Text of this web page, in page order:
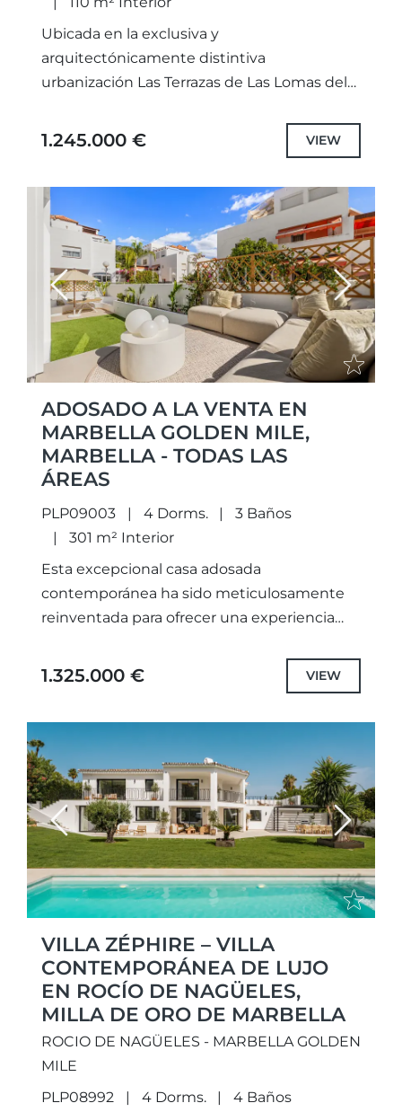
Ubicada en la exclusiva y
arquitectónicamente distintiva
urbanización Las Terrazas de Las Lomas del
residencia completamente renovada y lista
1.245.000 € VIEW
Previous Next
ADOSADO A LA VENTA EN
MARBELLA GOLDEN MILE,
MARBELLA - TODAS LAS
ÁREAS
PLP09003 4 Dorms.
3 Baños
301 m² Interior
Esta excepcional casa adosada
contemporánea ha sido meticulosamente
reinventada para ofrecer una experiencia
más prestigiosos de la Milla de Oro de
1.325.000 € VIEW
Previous Next
VILLA ZÉPHIRE – VILLA
CONTEMPORÁNEA DE LUJO
EN ROCÍO DE NAGÜELES,
MILLA DE ORO DE MARBELLA
ROCIO DE NAGÜELES - MARBELLA GOLDEN
MILE
PLP08992
4 Dorms.
4 Baños